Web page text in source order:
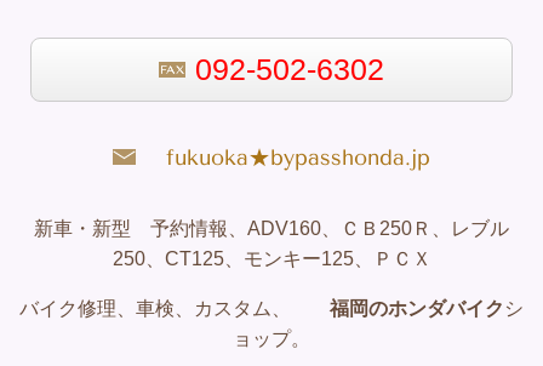
092-502-6302
fukuoka★bypasshonda.jp
新車・新型 予約情報、ADV160、ＣＢ250Ｒ、レブル
250、CT125、モンキー125、ＰＣＸ
バイク修理、車検、カスタム、 福岡のホンダバイク シ
ョップ。